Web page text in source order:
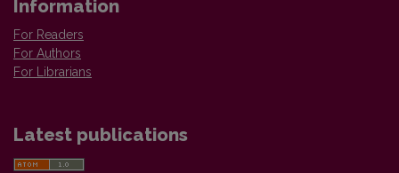
Information
For Readers
For Authors
For Librarians
Latest publications